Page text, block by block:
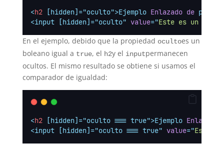
<h2 [hidden]="oculto">Ejemplo Enlazado de
<input [hidden]="oculto" value="Este es un
En el ejemplo, debido que la propiedad ocultoes un
boleano igual a true, el h2y el inputpermanecen
ocultos. El mismo resultado se obtiene si usamos el
comparador de igualdad:
<h2 [hidden]="oculto === true">Ejemplo Enlazado
<input [hidden]="oculto === true" value="Este